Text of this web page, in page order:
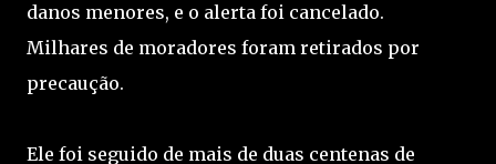
danos menores, e o alerta foi cancelado.
Milhares de moradores foram retirados por
precaução.
Ele foi seguido de mais de duas centenas de